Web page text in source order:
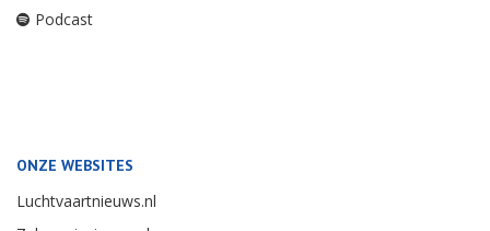
Podcast
ONZE WEBSITES
Luchtvaartnieuws.nl